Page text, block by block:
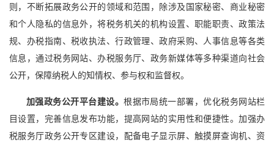
则，不断拓展政务公开的领域和范围，除涉及国家秘密、商业秘密
和个人隐私的信息外，将税务机关的机构设置、职能职责、政策法
规、办税指南、税收执法、行政管理、政府采购、人事信息等各类
信息，通过税务网站、办税服务厅、政务新媒体等多种渠道向社会
公开，保障纳税人的知情权、参与权和监督权。
加强政务公开平台建设。根据市局统一部署，优化税务网站栏
目设置，完善信息发布功能，提高网站的实用性和便捷性。加强办
税服务厅政务公开专区建设，配备电子显示屏、触摸屏查询机、资